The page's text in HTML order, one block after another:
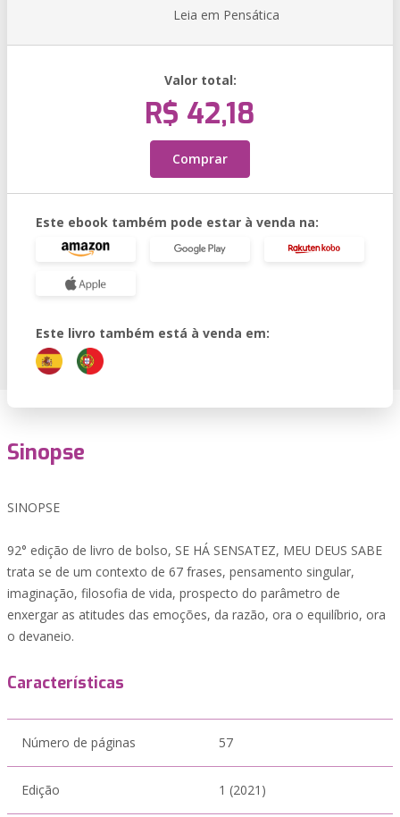
Leia em Pensática
Valor total:
R$ 42,18
Comprar
Este ebook também pode estar à venda na:
Este livro também está à venda em:
Sinopse
SINOPSE
92° edição de livro de bolso, SE HÁ SENSATEZ, MEU DEUS SABE
trata se de um contexto de 67 frases, pensamento singular,
imaginação, filosofia de vida, prospecto do parâmetro de
enxergar as atitudes das emoções, da razão, ora o equilíbrio, ora
o devaneio.
Características
Número de páginas 57
Edição 1 (2021)